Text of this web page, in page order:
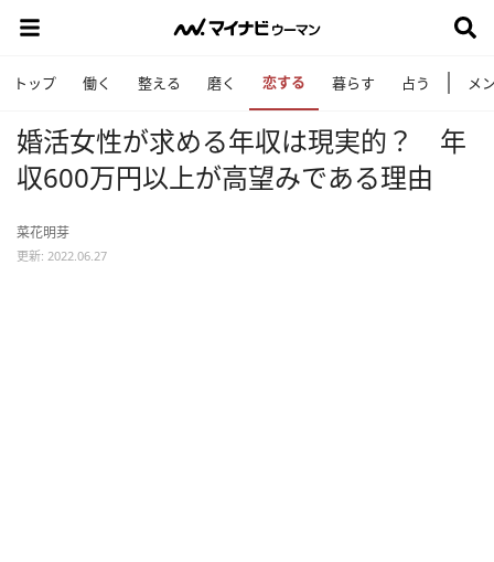
トップ 働く 整える 磨く 恋する 暮らす 占う メ
婚活女性が求める年収は現実的？ 年
収600万円以上が高望みである理由
菜花明芽
更新: 2022.06.27